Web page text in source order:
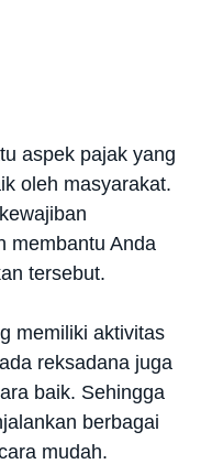
aspek pajak yang
oleh masyarakat.
membantu Anda
tersebut.
memiliki aktivitas
reksadana juga
baik. Sehingga
berbagai
mudah.